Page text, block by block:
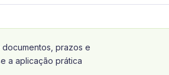
prazos e
a aplicação prática